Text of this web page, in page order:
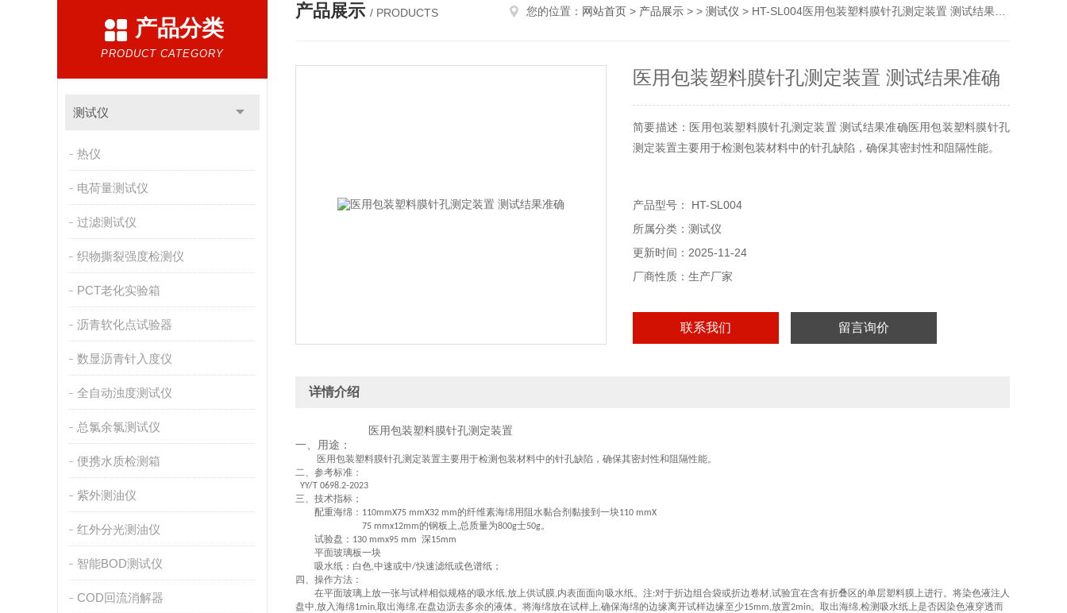
产品分类
PRODUCT CATEGORY
测试仪
热仪
电荷量测试仪
过滤测试仪
织物撕裂强度检测仪
PCT老化实验箱
沥青软化点试验器
数显沥青针入度仪
全自动浊度测试仪
总氯余氯测试仪
便携水质检测箱
紫外测油仪
红外分光测油仪
智能BOD测试仪
COD回流消解器
产品展示 / PRODUCTS 您的位置： 网站首页 > 产品展示 > > 测试仪 > HT-SL004医用包装塑料膜针孔测定装置 测试结果准确
医用包装塑料膜针孔测定装置 测试结果准确
简要描述：医用包装塑料膜针孔测定装置 测试结果准确医用包装塑料膜针孔
测定装置主要用于检测包装材料中的针孔缺陷，确保其密封性和阻隔性能。
产品型号： HT-SL004
所属分类：测试仪
更新时间：2025-11-24
厂商性质：生产厂家
联系我们 留言询价
详情介绍
医用包装塑料膜针孔测定装置
一、 用途：
医用包装塑料膜针孔测定装置主要用于检测包装材料中的针孔缺陷，确保其密封性和阻隔性能。
二、 参考标准：
YY/T 0698.2-2023
三、 技术指标；
配重海绵： 110mmX75 mmX32 mm的纤维素海绵用阻水黏合剂黏接到一块110 mmX
75 mmx12mm的钢板上,总质量为800g士50g。
试验盘： 130 mmx95 mm 深15mm
平面玻璃板一块
吸水纸：白色,中速或中/快速滤纸或色谱纸；
四、 操作方法：
在平面玻璃上放一张与试样相似规格的吸水纸,放上供试膜,内表面面向吸水纸。注:对于折边组合袋或折边卷材,试验宜在含有折叠区的单层塑料膜上进行。将染色液注人
盘中,放入海绵1min,取出海绵,在盘边沥去多余的液体。将海绵放在试样上,确保海绵的边缘离开试样边缘至少15mm,放置2min。取出海绵,检测吸水纸上是否因染色液穿透而